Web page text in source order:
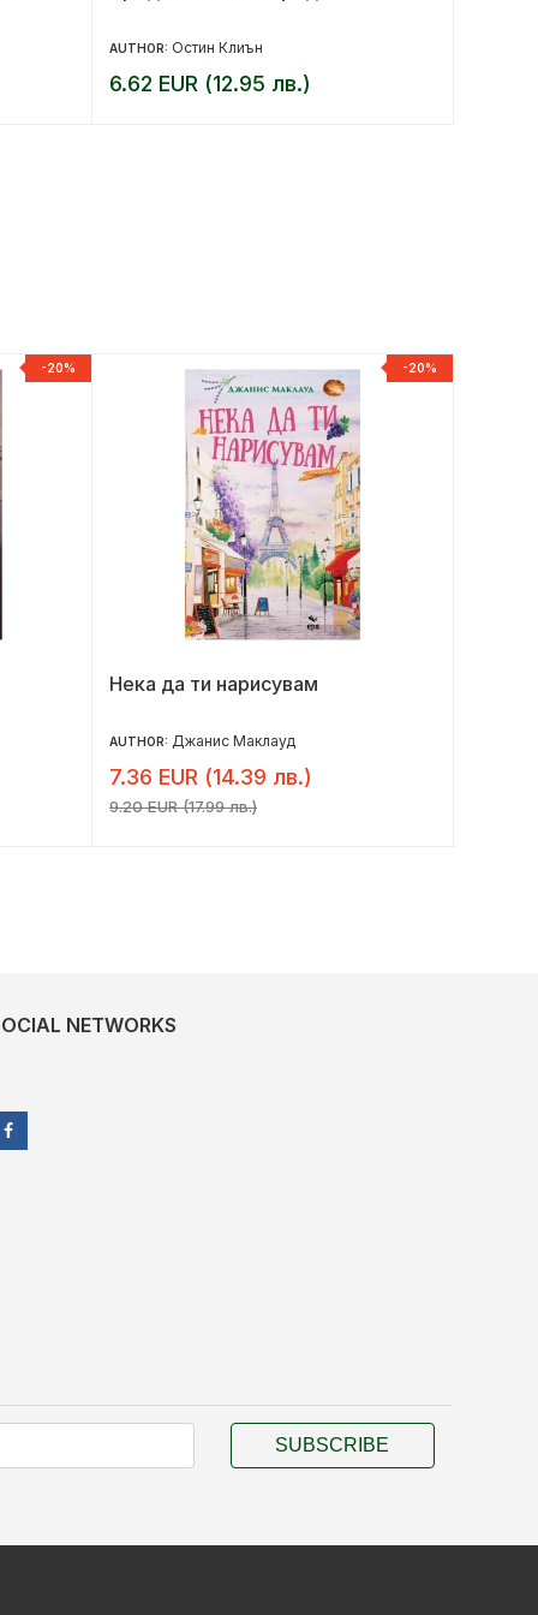
AUTHOR: Остин Клиън
6.62 EUR (12.95 лв.)
-20% -20%
Нека да ти нарисувам
AUTHOR: Джанис Маклауд
7.36 EUR (14.39 лв.)
9.20 EUR (17.99 лв.)
NETWORKS
SUBSCRIBE